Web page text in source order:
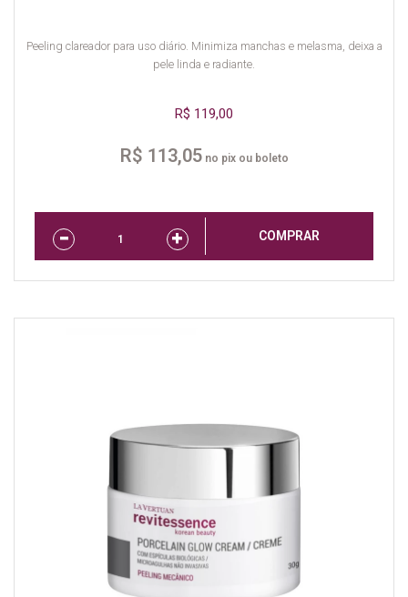
Peeling clareador para uso diário. Minimiza manchas e melasma, deixa a
pele linda e radiante.
R$ 119,00
R$ 113,05no pix ou boleto
COMPRAR